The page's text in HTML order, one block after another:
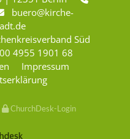
buero@kirche-
Süd
4955 1901 68
Impressum
ChurchDesk-Login